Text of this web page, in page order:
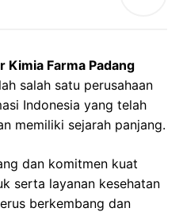
Kimia Farma Padang
salah satu perusahaan
Indonesia yang telah
memiliki sejarah panjang.
dan komitmen kuat
serta layanan kesehatan
berkembang dan